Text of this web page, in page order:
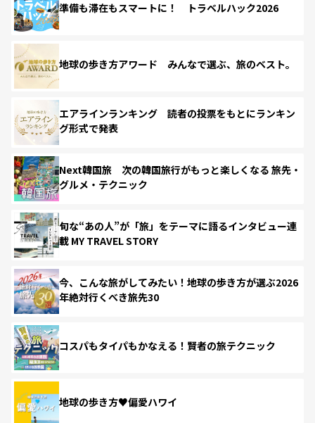
準備も滞在もスマートに！ トラベルハック2026
地球の歩き方アワード みんなで選ぶ、旅のベスト。
エアラインランキング 読者の投票をもとにランキン
グ形式で発表
Next韓国旅 次の韓国旅行がもっと楽しくなる 旅先・
グルメ・テクニック
旬な“あの人”が「旅」をテーマに語るインタビュー連
載 MY TRAVEL STORY
今、こんな旅がしてみたい！地球の歩き方が選ぶ2026
年絶対行くべき旅先30
コスパもタイパもかなえる！賢者の旅テクニック
地球の歩き方♥偏愛ハワイ